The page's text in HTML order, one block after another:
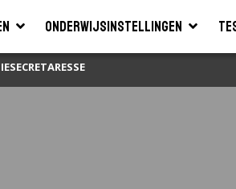
Onderwijsinstellingen